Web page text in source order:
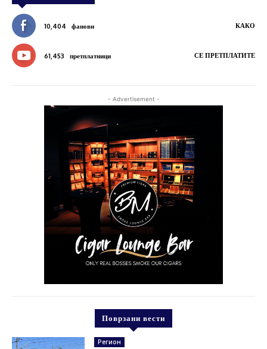
10,404 фанови КАКО
61,453 претплатници СЕ ПРЕТПЛАТИТЕ
- Advertisement -
Поврзани вести
Регион